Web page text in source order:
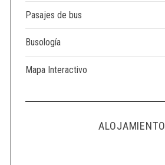
Pasajes de bus
Busología
Mapa Interactivo
ALOJAMIENTO